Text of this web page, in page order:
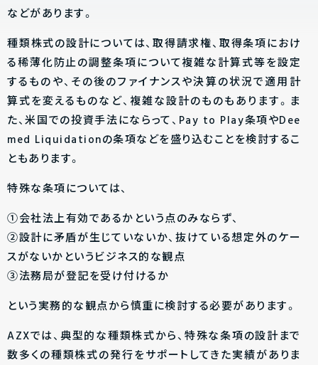
などがあります。
種類株式の設計については、取得請求権、取得条項におけ
る稀薄化防止の調整条項について複雑な計算式等を設定
するものや、その後のファイナンスや決算の状況で適用計
算式を変えるものなど、複雑な設計のものもあります。ま
た、米国での投資手法にならって、Pay to Play条項やDee
med Liquidationの条項などを盛り込むことを検討するこ
ともあります。
特殊な条項については、
①会社法上有効であるかという点のみならず、
②設計に矛盾が生じていないか、抜けている想定外のケー
スがないかというビジネス的な観点
③法務局が登記を受け付けるか
という実務的な観点から慎重に検討する必要があります。
AZXでは、典型的な種類株式から、特殊な条項の設計まで
数多くの種類株式の発行をサポートしてきた実績がありま